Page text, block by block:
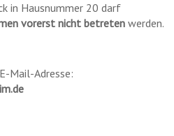
in Hausnummer 20 darf
vorerst nicht betreten werden.
Mail-Adresse: